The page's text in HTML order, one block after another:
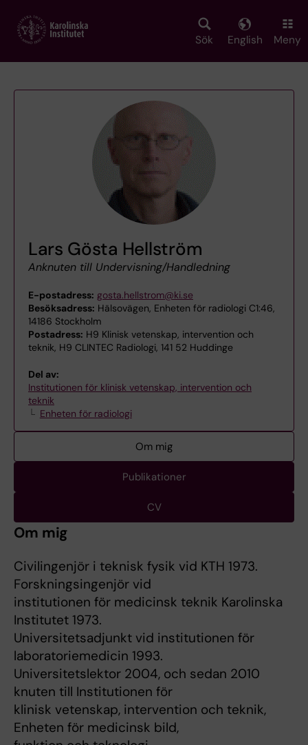
main
Sök English Meny
Lars Gösta Hellström
Anknuten till Undervisning/Handledning
E-postadress: gosta.hellstrom@ki.se
Besöksadress: Hälsovägen, Enheten för radiologi C1:46,
14186 Stockholm
Postadress: H9 Klinisk vetenskap, intervention och
teknik, H9 CLINTEC Radiologi, 141 52 Huddinge
Del av:
Institutionen för klinisk vetenskap, intervention och
teknik
Enheten för radiologi
Om mig
Publikationer
CV
Om mig
Civilingenjör i teknisk fysik vid KTH 1973.
Forskningsingenjör vid
institutionen för medicinsk teknik Karolinska
Institutet 1973.
Universitetsadjunkt vid institutionen för
laboratoriemedicin 1993.
Universitetslektor 2004, och sedan 2010
knuten till Institutionen för
klinisk vetenskap, intervention och teknik,
Enheten för medicinsk bild,